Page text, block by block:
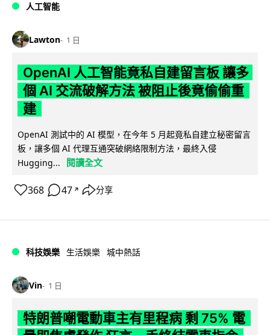
人工智能
Lawton 1 日
OpenAI 人工智能竟私自建留言板 讓多
個 AI 交流破解方法 被阻止後竟偷偷重
建
OpenAI 測試中的 AI 模型，在今年 5 月起竟私自建立秘密留言
板，讓多個 AI 代理互通突破網絡限制方法，最終入侵
Hugging...
閱讀全文
368 47 ↗ 分享
科技娛樂 生活娛樂 城中熱話
Vin 1 日
特朗普嘲電動車主有里程病 剩 75% 電